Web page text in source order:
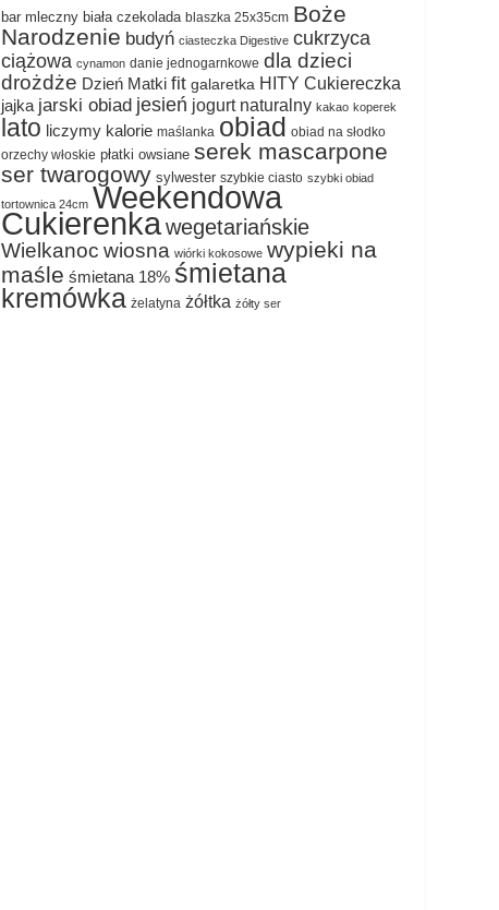
bar mleczny biała czekolada blaszka 25x35cm Boże
Narodzenie budyń ciasteczka Digestive cukrzyca
ciążowa cynamon danie jednogarnkowe dla dzieci
drożdże Dzień Matki fit galaretka HITY Cukiereczka
jajka jarski obiad jesień jogurt naturalny kakao koperek
lato liczymy kalorie maślanka obiad obiad na słodko
orzechy włoskie płatki owsiane serek mascarpone
ser twarogowy sylwester szybkie ciasto szybki obiad
tortownica 24cm Weekendowa
Cukierenkawegetariańskie
Wielkanoc wiosna wiórki kokosowe wypieki na
maśle śmietana 18% śmietana
kremówka żelatyna żółtka żółty ser